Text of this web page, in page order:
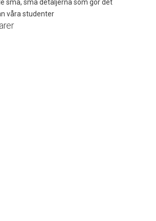
små, små detaljerna som gör det
våra studenter